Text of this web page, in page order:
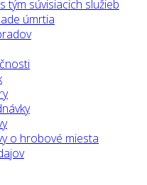
tým súvisiacich služieb
úmrtia
o hrobové miesta